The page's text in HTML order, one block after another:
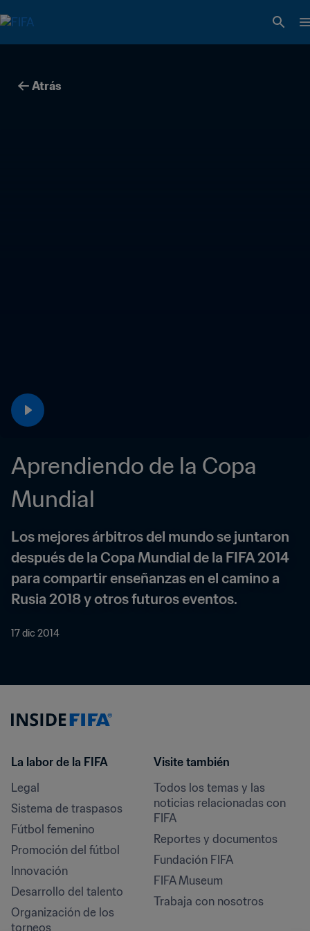
Atrás
Aprendiendo de la Copa
Mundial
Los mejores árbitros del mundo se juntaron
después de la Copa Mundial de la FIFA 2014
para compartir enseñanzas en el camino a
Rusia 2018 y otros futuros eventos.
17 dic 2014
La labor de la FIFA
Legal
Sistema de traspasos
Fútbol femenino
Promoción del fútbol
Innovación
Desarrollo del talento
Organización de los
torneos
Visite también
Todos los temas y las
noticias relacionadas con
FIFA
Reportes y documentos
Fundación FIFA
FIFA Museum
Trabaja con nosotros